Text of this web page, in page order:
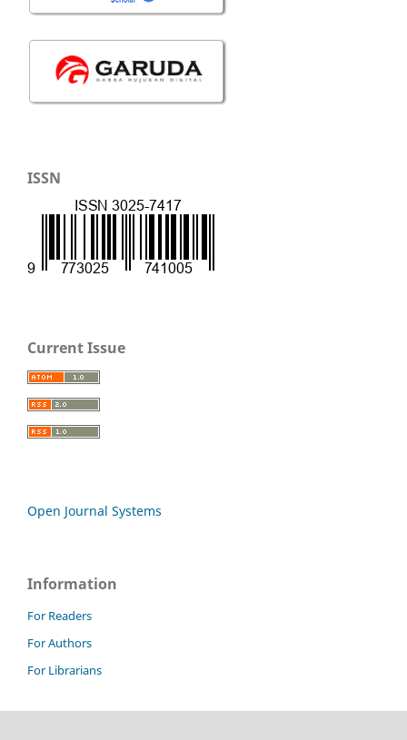
ISSN
Current Issue
Open Journal Systems
Information
For Readers
For Authors
For Librarians